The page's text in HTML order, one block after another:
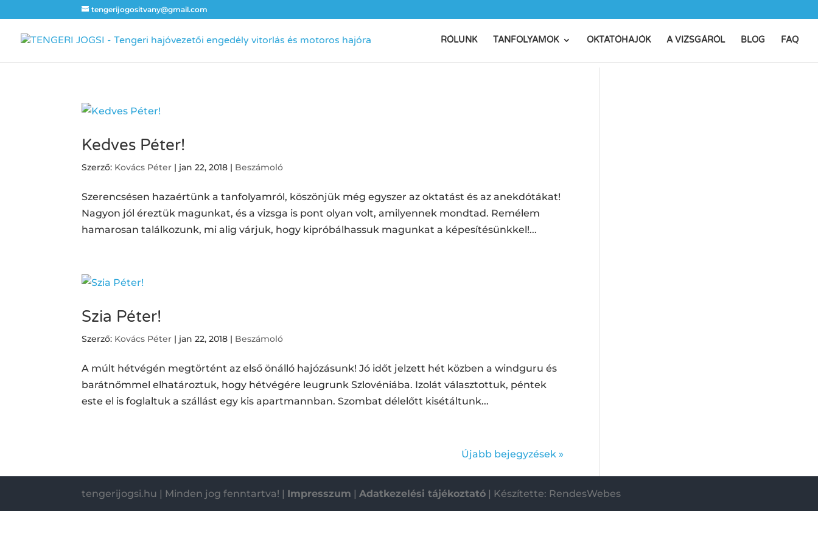
tengerijogositvany@gmail.com
RÓLUNK TANFOLYAMOK OKTATÓHAJÓK A VIZSGÁRÓL BLOG FAQ
Kedves Péter!
Szerző: Kovács Péter | jan 22, 2018 | Beszámoló
Szerencsésen hazaértünk a tanfolyamról, köszönjük még egyszer az oktatást és az anekdótákat!
Nagyon jól éreztük magunkat, és a vizsga is pont olyan volt, amilyennek mondtad. Remélem
hamarosan találkozunk, mi alig várjuk, hogy kipróbálhassuk magunkat a képesítésünkkel!...
Szia Péter!
Szerző: Kovács Péter | jan 22, 2018 | Beszámoló
A múlt hétvégén megtörtént az első önálló hajózásunk! Jó időt jelzett hét közben a windguru és
barátnőmmel elhatároztuk, hogy hétvégére leugrunk Szlovéniába. Izolát választottuk, péntek
este el is foglaltuk a szállást egy kis apartmannban. Szombat délelőtt kisétáltunk...
Újabb bejegyzések »
tengerijogsi.hu | Minden jog fenntartva! | Impresszum |Adatkezelési tájékoztató | Készítette: RendesWebes